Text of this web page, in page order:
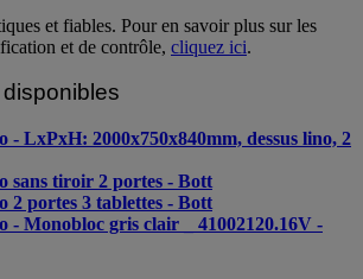
et fiables. Pour en savoir plus sur les
et de contrôle, cliquez ici.
LxPxH: 2000x750x840mm, dessus lino, 2
sans tiroir 2 portes - Bott
portes 3 tablettes - Bott
Monobloc gris clair _ 41002120.16V -